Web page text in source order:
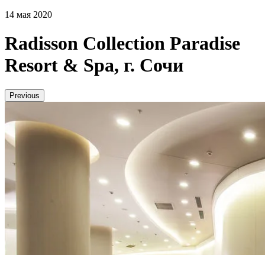
14 мая 2020
Radisson Collection Paradise
Resort & Spa, г. Сочи
Previous